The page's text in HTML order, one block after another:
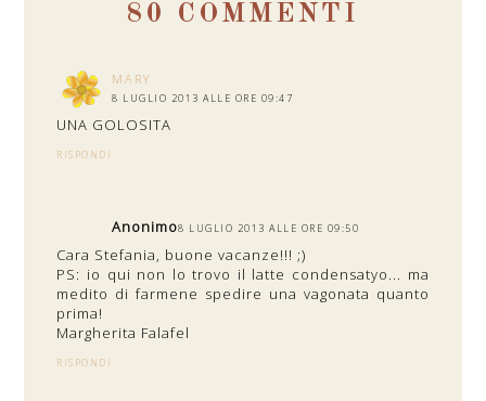
80 COMMENTI
MARY
8 LUGLIO 2013 ALLE ORE 09:47
UNA GOLOSITA
RISPONDI
Anonimo8 LUGLIO 2013 ALLE ORE 09:50
Cara Stefania, buone vacanze!!! ;)
PS: io qui non lo trovo il latte condensatyo... ma
medito di farmene spedire una vagonata quanto
prima!
Margherita Falafel
RISPONDI